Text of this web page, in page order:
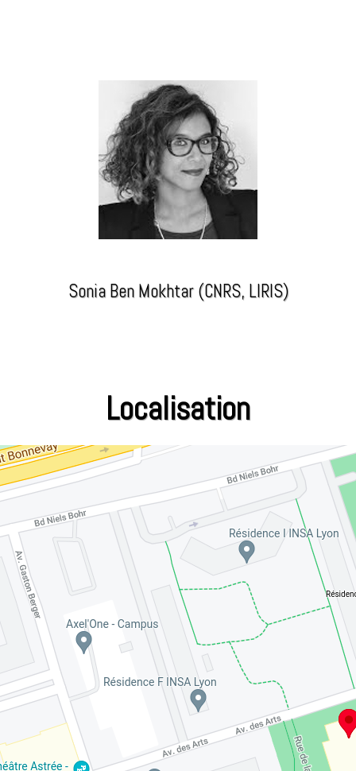
Sonia Ben Mokhtar (CNRS, LIRIS)
Localisation